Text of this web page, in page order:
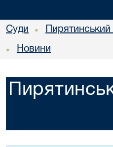
Суди •
• Новини